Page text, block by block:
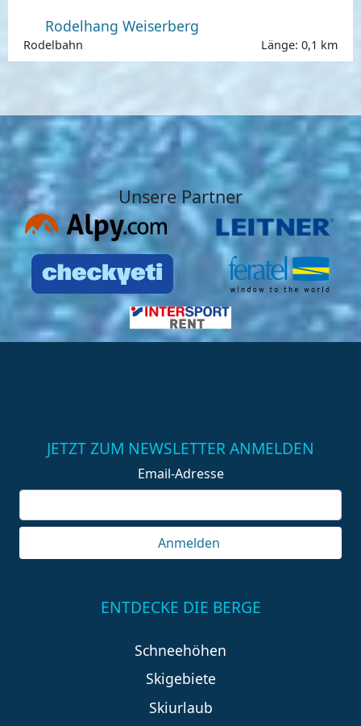
Rodelhang Weiserberg
Rodelbahn Länge: 0,1 km
Unsere Partner
JETZT ZUM NEWSLETTER ANMELDEN
Email-Adresse
Anmelden
ENTDECKE DIE BERGE
Schneehöhen
Skigebiete
Skiurlaub